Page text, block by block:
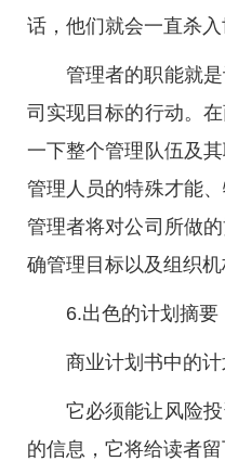
话，他们就会一直杀
管理者的职能就
司实现目标的行动。
一下整个管理队伍及
管理人员的特殊才能
管理者将对公司所做
确管理目标以及组织机
6.出色的计划摘要
商业计划书中的计
它必须能让风险
的信息，它将给读者留